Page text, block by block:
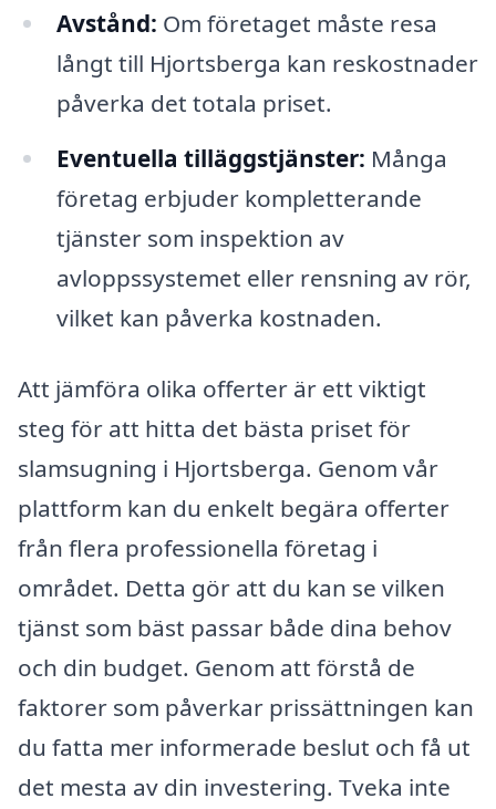
Avstånd: Om företaget måste resa
långt till Hjortsberga kan reskostnader
påverka det totala priset.
Eventuella tilläggstjänster: Många
företag erbjuder kompletterande
tjänster som inspektion av
avloppssystemet eller rensning av rör,
vilket kan påverka kostnaden.
Att jämföra olika offerter är ett viktigt
steg för att hitta det bästa priset för
slamsugning i Hjortsberga. Genom vår
plattform kan du enkelt begära offerter
från flera professionella företag i
området. Detta gör att du kan se vilken
tjänst som bäst passar både dina behov
och din budget. Genom att förstå de
faktorer som påverkar prissättningen kan
du fatta mer informerade beslut och få ut
det mesta av din investering. Tveka inte